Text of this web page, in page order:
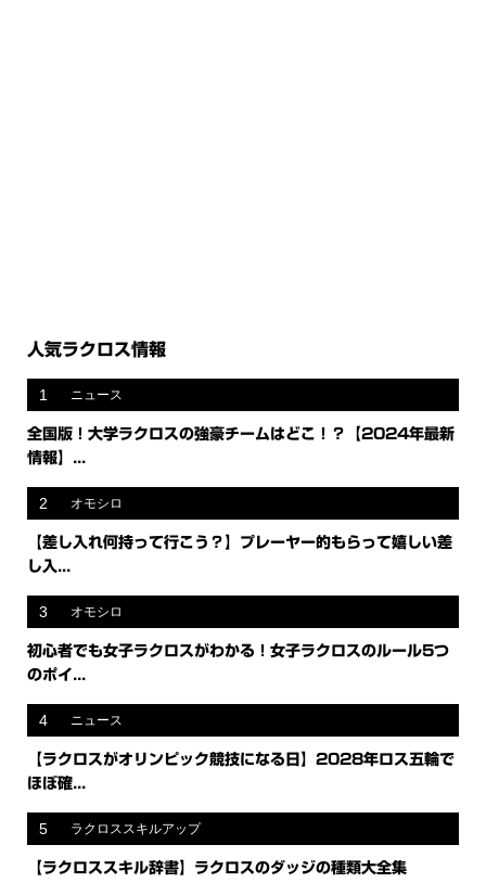
人気ラクロス情報
1 ニュース
全国版！大学ラクロスの強豪チームはどこ！？【2024年最新
情報】...
2 オモシロ
【差し入れ何持って行こう？】プレーヤー的もらって嬉しい差
し入...
3 オモシロ
初心者でも女子ラクロスがわかる！女子ラクロスのルール5つ
のポイ...
4 ニュース
【ラクロスがオリンピック競技になる日】2028年ロス五輪で
ほぼ確...
5 ラクロススキルアップ
【ラクロススキル辞書】ラクロスのダッジの種類大全集